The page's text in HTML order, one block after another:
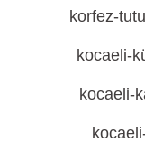
korfez-
kocaeli-
kocaeli-